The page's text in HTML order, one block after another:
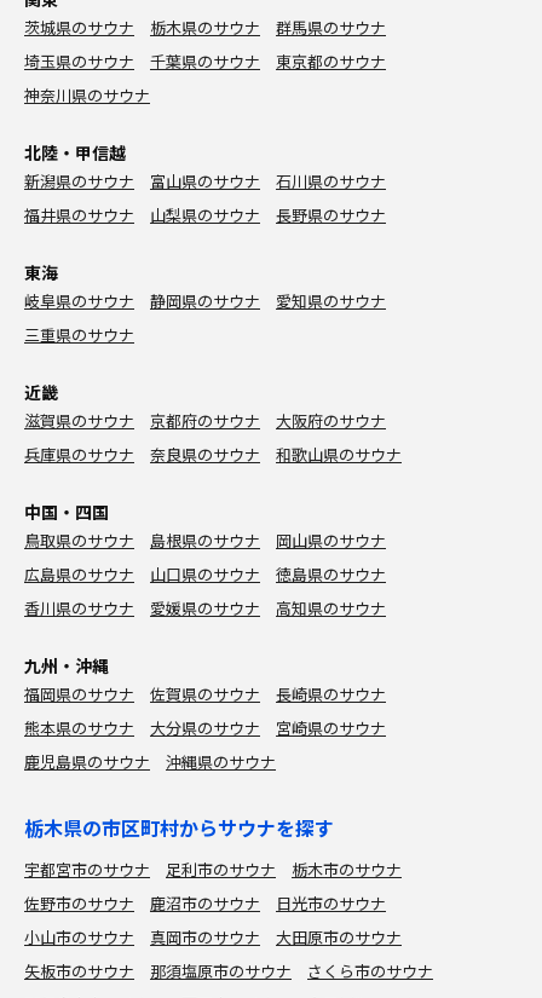
茨城県のサウナ 栃木県のサウナ
群馬県のサウナ
埼玉県のサウナ
千葉県のサウナ
東京都のサウナ
神奈川県のサウナ
北陸・甲信越
新潟県のサウナ 富山県のサウナ
石川県のサウナ
福井県のサウナ
山梨県のサウナ 長野県のサウナ
東海
岐阜県のサウナ 静岡県のサウナ
愛知県のサウナ
三重県のサウナ
近畿
滋賀県のサウナ 京都府のサウナ
大阪府のサウナ
兵庫県のサウナ
奈良県のサウナ 和歌山県のサウナ
中国・四国
鳥取県のサウナ 島根県のサウナ
岡山県のサウナ
広島県のサウナ
山口県のサウナ
徳島県のサウナ
香川県のサウナ
愛媛県のサウナ 高知県のサウナ
九州・沖縄
福岡県のサウナ 佐賀県のサウナ
長崎県のサウナ
熊本県のサウナ
大分県のサウナ
宮崎県のサウナ
鹿児島県のサウナ
沖縄県のサウナ
栃木県の市区町村からサウナを探す
宇都宮市のサウナ 足利市のサウナ
栃木市のサウナ
佐野市のサウナ
鹿沼市のサウナ
日光市のサウナ
小山市のサウナ
真岡市のサウナ
大田原市のサウナ
矢板市のサウナ
那須塩原市のサウナ
さくら市のサウナ